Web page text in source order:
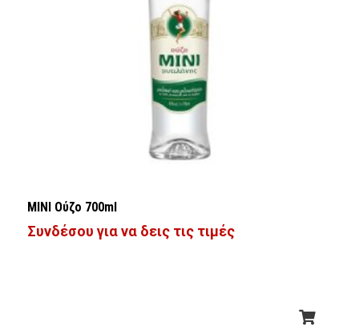
ΜΙΝΙ Ούζο 700ml
Συνδέσου για να δεις τις τιμές